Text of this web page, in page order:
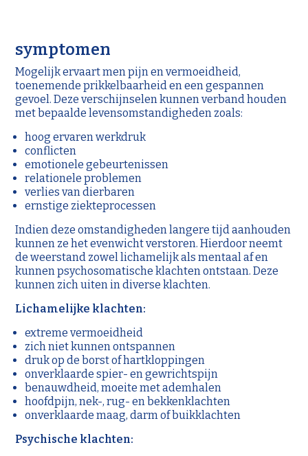
symptomen
Mogelijk ervaart men pijn en vermoeidheid,
toenemende prikkelbaarheid en een gespannen
gevoel. Deze verschijnselen kunnen verband houden
met bepaalde levensomstandigheden zoals:
hoog ervaren werkdruk
conflicten
emotionele gebeurtenissen
relationele problemen
verlies van dierbaren
ernstige ziekteprocessen
Indien deze omstandigheden langere tijd aanhouden
kunnen ze het evenwicht verstoren. Hierdoor neemt
de weerstand zowel lichamelijk als mentaal af en
kunnen psychosomatische klachten ontstaan. Deze
kunnen zich uiten in diverse klachten.
Lichamelijke klachten:
extreme vermoeidheid
zich niet kunnen ontspannen
druk op de borst of hartkloppingen
onverklaarde spier- en gewrichtspijn
benauwdheid, moeite met ademhalen
hoofdpijn, nek-, rug- en bekkenklachten
onverklaarde maag, darm of buikklachten
Psychische klachten: